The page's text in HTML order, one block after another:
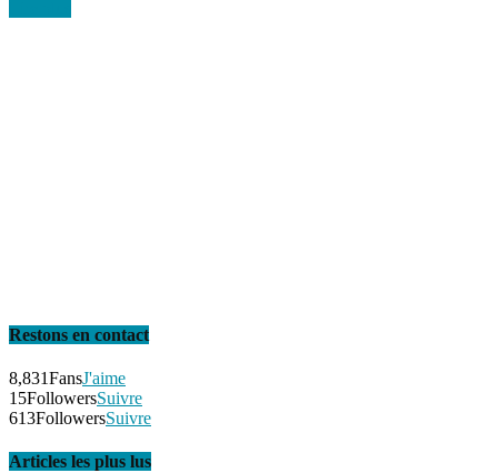
Restons en contact
8,831FansJ'aime
15FollowersSuivre
613FollowersSuivre
Articles les plus lus